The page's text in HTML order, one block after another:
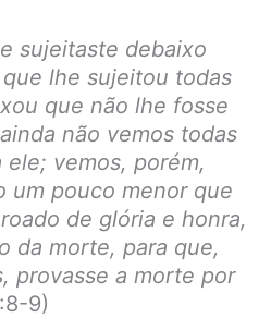
sujeitaste debaixo
lhe sujeitou todas
que não lhe fosse
não vemos todas
ele; vemos, porém,
um pouco menor que
de glória e honra,
da morte, para que,
provasse a morte por
9)